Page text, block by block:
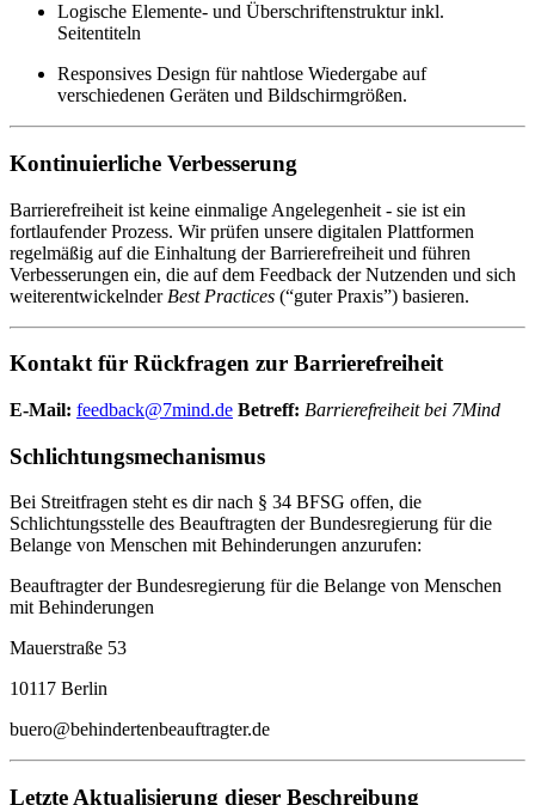
Logische Elemente- und Überschriftenstruktur inkl.
Seitentiteln
Responsives Design für nahtlose Wiedergabe auf
verschiedenen Geräten und Bildschirmgrößen.
Kontinuierliche Verbesserung
Barrierefreiheit ist keine einmalige Angelegenheit - sie ist ein
fortlaufender Prozess. Wir prüfen unsere digitalen Plattformen
regelmäßig auf die Einhaltung der Barrierefreiheit und führen
Verbesserungen ein, die auf dem Feedback der Nutzenden und sich
weiterentwickelnder Best Practices (“guter Praxis”) basieren.
Kontakt für Rückfragen zur Barrierefreiheit
E-Mail: feedback@7mind.de Betreff: Barrierefreiheit bei 7Mind
Schlichtungsmechanismus
Bei Streitfragen steht es dir nach § 34 BFSG offen, die
Schlichtungsstelle des Beauftragten der Bundesregierung für die
Belange von Menschen mit Behinderungen anzurufen:
Beauftragter der Bundesregierung für die Belange von Menschen
mit Behinderungen
Mauerstraße 53
10117 Berlin
buero@behindertenbeauftragter.de
Letzte Aktualisierung dieser Beschreibung